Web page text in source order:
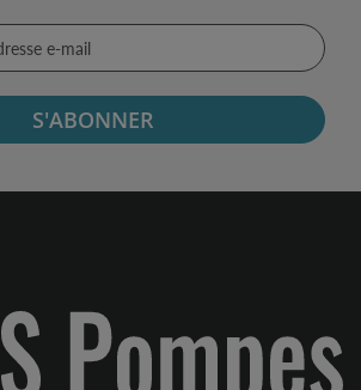
S'ABONNER